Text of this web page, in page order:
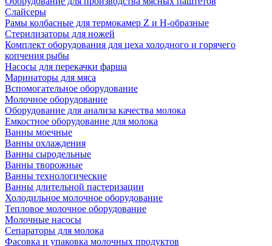
Слайсеры
Рамы колбасные для термокамер Z и H-образные
Стерилизаторы для ножей
Комплект оборудования для цеха холодного и горячего
копчения рыбы
Насосы для перекачки фарша
Маринаторы для мяса
Вспомогательное оборудование
Молочное оборудование
Оборудование для анализа качества молока
Емкостное оборудование для молока
Ванны моечные
Ванны охлаждения
Ванны сыродельные
Ванны творожные
Ванны технологические
Ванны длительной пастеризации
Холодильное молочное оборудование
Тепловое молочное оборудование
Молочные насосы
Сепараторы для молока
Фасовка и упаковка молочных продуктов